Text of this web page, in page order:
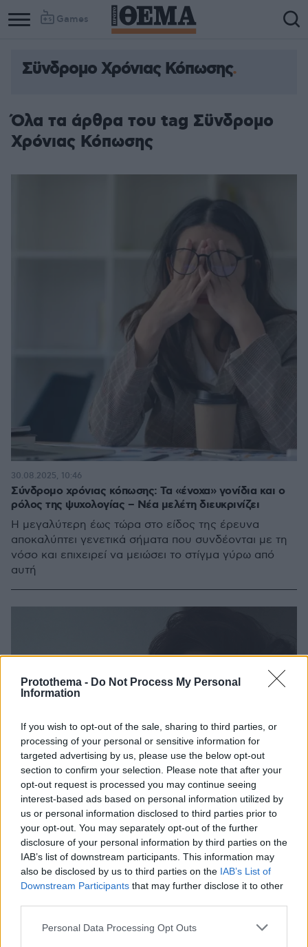
Protothema - Do Not Process My Personal
Information
If you wish to opt-out of the sale, sharing to third parties, or
processing of your personal or sensitive information for
targeted advertising by us, please use the below opt-out
section to confirm your selection. Please note that after your
opt-out request is processed you may continue seeing
interest-based ads based on personal information utilized by
us or personal information disclosed to third parties prior to
your opt-out. You may separately opt-out of the further
disclosure of your personal information by third parties on the
IAB’s list of downstream participants. This information may
also be disclosed by us to third parties on the IAB’s List of
Downstream Participants that may further disclose it to other
Please note that this website/app uses one or more Google
Personal Data Processing Opt Outs
Games
Column
Column
Σϋνδρομο Χρόνιας Κόπωσης
Όλα τα άρθρα του tag Σϋνδρομο
Χρόνιας Κόπωσης
Σύνδρομο χρόνιας κόπωσης: Τα «ένοχα» γονίδια και ο
ρόλος της ψυχολογίας – Νέα μελέτη διευκρινίζει
Η μεγαλύτερη έως τώρα στο είδος της έρευνα
αποκαλύπτει γενετικά σήματα που συνδέονται με τη
νόσο και επιχειρεί να μειώσει το στίγμα γύρω από
αυτή
30.08.2025, 10:46
Γιατί νιώθουμε τόσο κουρασμένοι; Ο ειδικός απαντά και
14.07.2020, 20:40 1